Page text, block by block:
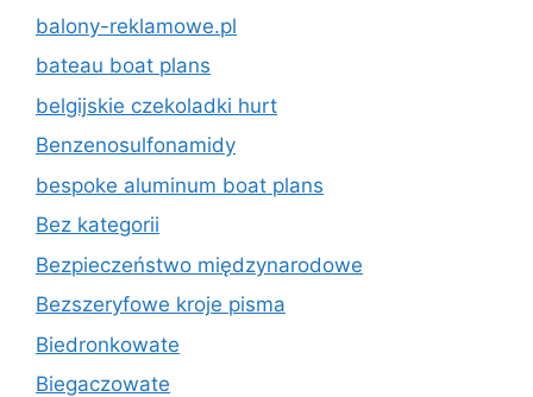
balony-reklamowe.pl
bateau boat plans
belgijskie czekoladki hurt
Benzenosulfonamidy
bespoke aluminum boat plans
Bez kategorii
Bezpieczeństwo międzynarodowe
Bezszeryfowe kroje pisma
Biedronkowate
Biegaczowate